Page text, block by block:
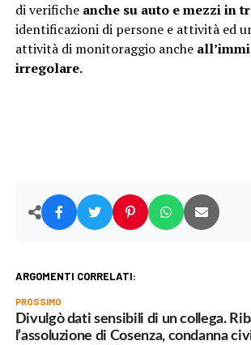
di verificheanche su auto e mezzi in
identificazioni di persone e attività ed
attività di monitoraggio anche
irregolare.
ARGOMENTI CORRELATI:
PROSSIMO
Divulgò dati sensibili di un collega.
l’assoluzione di Cosenza, condanna